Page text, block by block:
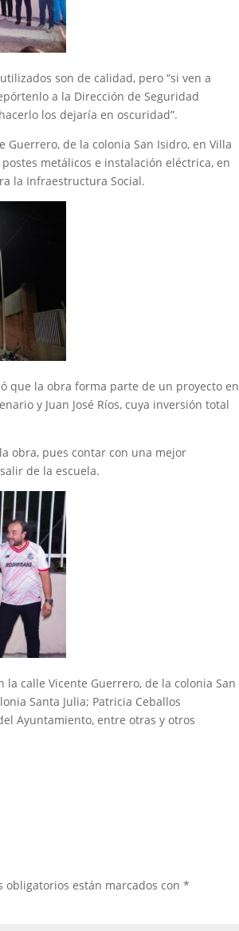
son de calidad, pero “si ven a
a la Dirección de Seguridad
los dejaría en oscuridad”.
de la colonia San Isidro, en Villa
metálicos e instalación eléctrica, en
la Infraestructura Social.
que la obra forma parte de un proyecto en
y Juan José Ríos, cuya inversión total
obra, pues contar con una mejor
de la escuela.
calle Vicente Guerrero, de la colonia San
Santa Julia; Patricia Ceballos
Ayuntamiento, entre otras y otros
obligatorios están marcados con*